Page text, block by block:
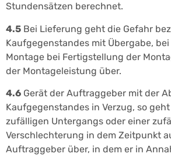
Stundensätzen berechnet.
4.5 Bei Lieferung geht die Gefahr
Kaufgegenstandes mit Übergabe,
Montage bei Fertigstellung der
der Montageleistung über.
4.6 Gerät der Auftraggeber mit der
Kaufgegenstandes in Verzug, so
zufälligen Untergangs oder einer
Verschlechterung in dem Zeitpunkt
Auftraggeber über, in dem er in